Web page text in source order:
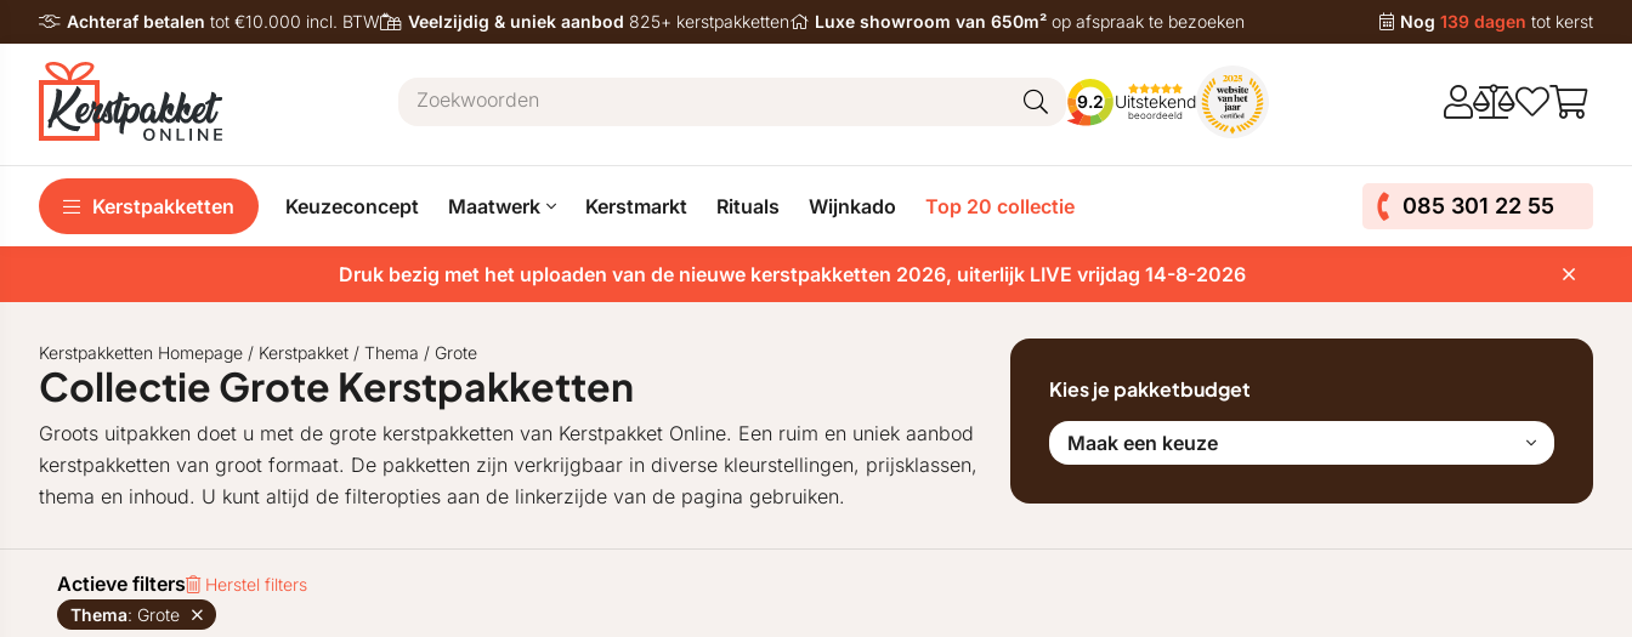
Achteraf betalen tot €10.000 incl. BTW Veelzijdig & uniek aanbod 825+ kerstpakketten Luxe showroom van 650m² op afspraak te bezoeken Nog 139 dagen tot kerst
9.2 Uitstekend
beoordeeld
Kerstpakketten Keuzeconcept Maatwerk Kerstmarkt Rituals Wijnkado Top 20 collectie 085 301 22 55
Druk bezig met het uploaden van de nieuwe kerstpakketten 2026, uiterlijk LIVE vrijdag 14-8-2026
Kerstpakketten Homepage / Kerstpakket / Thema / Grote
Collectie Grote Kerstpakketten
Groots uitpakken doet u met de grote kerstpakketten van Kerstpakket Online. Een ruim en uniek aanbod
kerstpakketten van groot formaat. De pakketten zijn verkrijgbaar in diverse kleurstellingen, prijsklassen,
thema en inhoud. U kunt altijd de filteropties aan de linkerzijde van de pagina gebruiken.
Kies je pakketbudget
Maak een keuze
Actieve filters
Herstel filters
Thema: Grote